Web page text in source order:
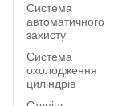
Система
автоматичного
захисту
Система
охолодження
циліндрів